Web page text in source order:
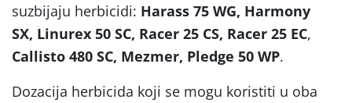
suzbijaju herbicidi: Harass 75 WG, Harmony
SX, Linurex 50 SC, Racer 25 CS, Racer 25 EC,
Callisto 480 SC, Mezmer, Pledge 50 WP.
Dozacija herbicida koji se mogu koristiti u oba